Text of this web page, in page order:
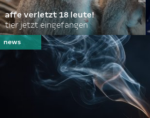
affe verletzt 18 leute!
tier jetzt eingefangen